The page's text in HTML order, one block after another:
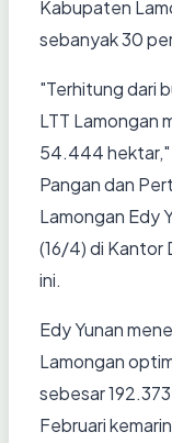
Kabupaten
sebanyak 30
"Terhitung dari
LTT Lamongan
54.444 hektar,"
Pangan dan
Lamongan Edy
(16/4) di Kantor
ini.
Edy Yunan
Lamongan
sebesar
Februari